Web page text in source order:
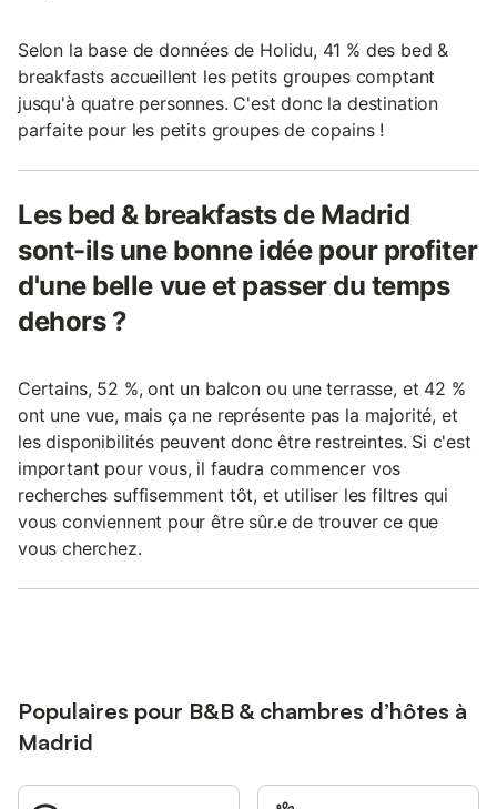
Selon la base de données de Holidu, 41 % des bed &
breakfasts accueillent les petits groupes comptant
jusqu'à quatre personnes. C'est donc la destination
parfaite pour les petits groupes de copains !
Les bed & breakfasts de Madrid
sont-ils une bonne idée pour profiter
d'une belle vue et passer du temps
dehors ?
Certains, 52 %, ont un balcon ou une terrasse, et 42 %
ont une vue, mais ça ne représente pas la majorité, et
les disponibilités peuvent donc être restreintes. Si c'est
important pour vous, il faudra commencer vos
recherches suffisemment tôt, et utiliser les filtres qui
vous conviennent pour être sûr.e de trouver ce que
vous cherchez.
Populaires pour B&B & chambres d’hôtes à
Madrid